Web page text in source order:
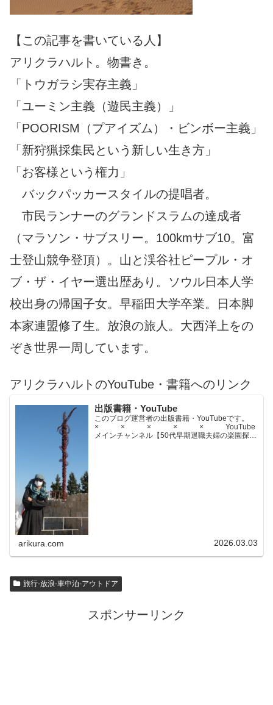
【この記事を書いている人】
アリクラハルト。物書き。
「トウガラシ実存主義」
「ユーミン主義（遊民主義）」
「POORISM（プアイズム）・ビンボー主義」
「新狩猟採集民という新しい生き方」
「お客様という権力」
バックパッカースタイルの提唱者。
市民ランナーのグランドスラムの達成者
（マラソン・サブスリー。100kmサブ10。富
士登山競争登頂）。山と渓谷社ピープル・オ
ブ・ザ・イヤー選出歴あり。ソウル日本人学
校出身の帰国子女。早稲田大学卒業。日本脚
本家連盟修了生。放浪の旅人。大西洋上をの
ぞき世界一周しています。
アリクラハルトのYouTube・書籍へのリンク
出版書籍・YouTube
このブログ運営者の出版書籍・YouTubeです。
× × × × × YouTube
メインチャンネル【50代早期退職夫婦の楽園探求
arikura.com 2026.03.03
旅行-放浪-車中泊-アウトドア
スポンサーリンク